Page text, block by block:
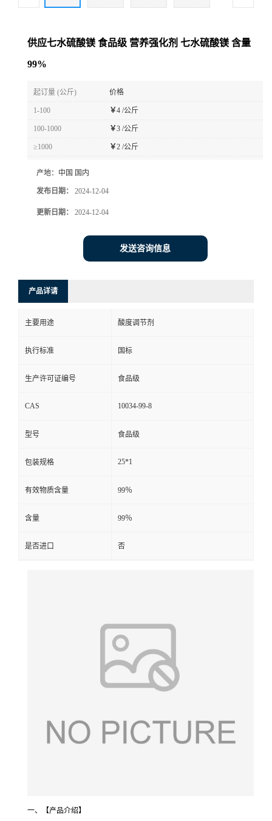
供应七水硫酸镁 食品级 营养强化剂 七水硫酸镁 含量
99%
起订量 (公斤) 价格
1-100 ￥4 /公斤
100-1000 ￥3 /公斤
≥1000 ￥2 /公斤
产地： 中国 国内
发布日期： 2024-12-04
更新日期： 2024-12-04
发送咨询信息
产品详请
主要用途 酸度调节剂
执行标准 国标
生产许可证编号 食品级
CAS 10034-99-8
型号 食品级
包装规格 25*1
有效物质含量 99％
含量 99％
是否进口 否
一、【产品介绍】